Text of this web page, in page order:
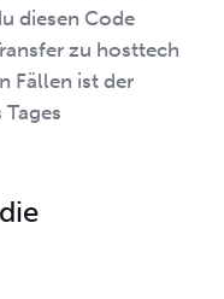
diesen Code
zu hosttech
Fällen ist der